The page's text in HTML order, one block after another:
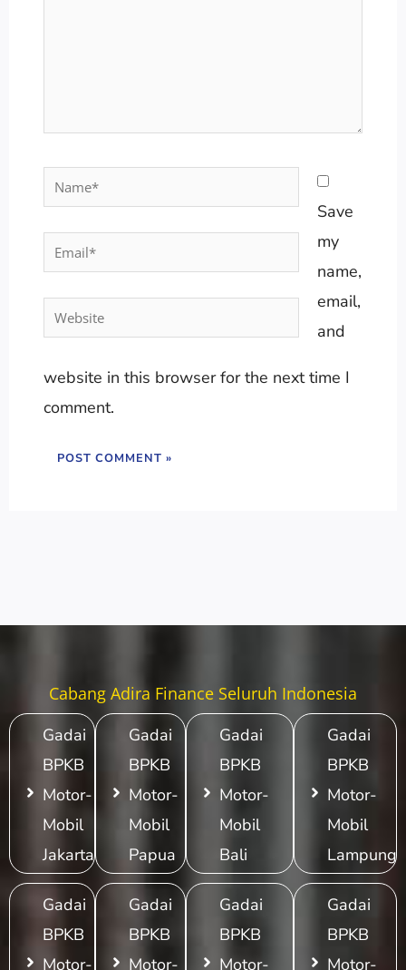
Name*
Email*
Website
Save
my
name,
email,
and
website in this browser for the next time I
comment.
Cabang Adira Finance Seluruh Indonesia
Gadai
BPKB
Motor-
Mobil
Jakarta
Gadai
BPKB
Motor-
Gadai
BPKB
Motor-
Mobil
Papua
Gadai
BPKB
Motor-
Gadai
BPKB
Motor-
Mobil
Bali
Gadai
BPKB
Motor-
Gadai
BPKB
Motor-
Mobil
Lampung
Gadai
BPKB
Motor-